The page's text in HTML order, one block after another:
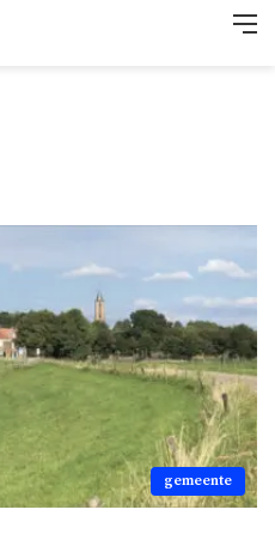
gemeente